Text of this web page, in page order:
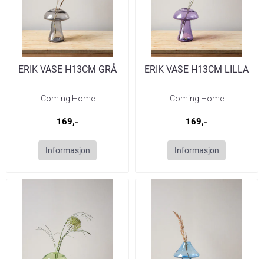
ERIK VASE H13CM GRÅ
Coming Home
169,-
Informasjon
ERIK VASE H13CM LILLA
Coming Home
169,-
Informasjon